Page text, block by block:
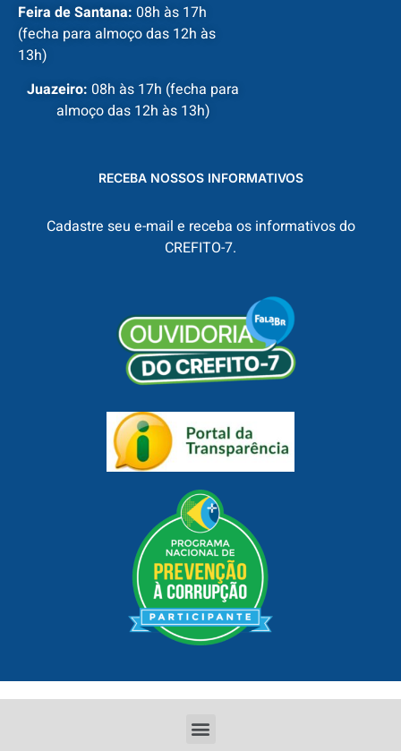
Feira de Santana: 08h às 17h
(fecha para almoço das 12h às
13h)
Juazeiro: 08h às 17h (fecha para
almoço das 12h às 13h)
RECEBA NOSSOS INFORMATIVOS
Cadastre seu e-mail e receba os informativos do
CREFITO-7.